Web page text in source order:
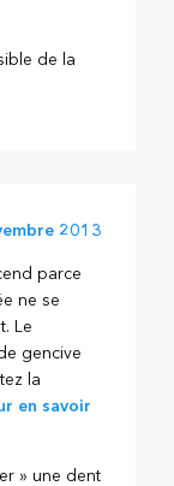
de la
2013
parce
ne se
Le
gencive
la
en savoir
» une dent